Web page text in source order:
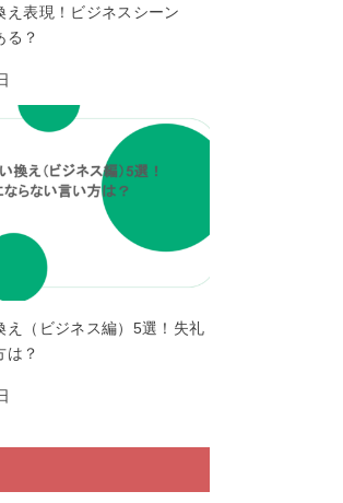
え表現！ビジネスシーン
る？
え（ビジネス編）5選！失礼
は？